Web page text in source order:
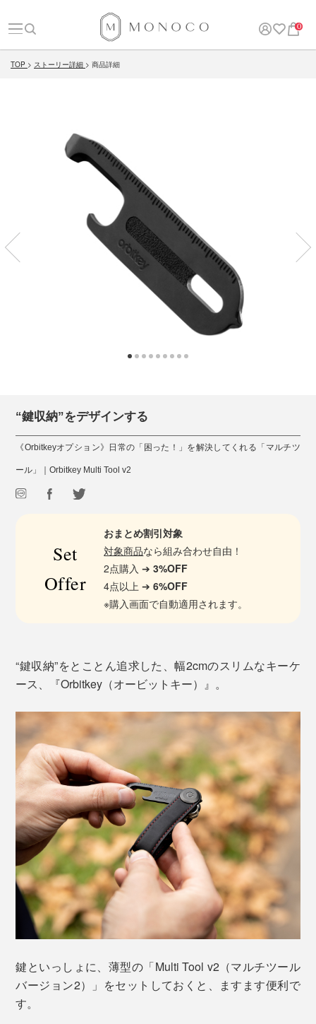
0
TOP ストーリー詳細 商品詳細
“鍵収納”をデザインする
《Orbitkeyオプション》日常の「困った！」を解決してくれる「マルチツ
ール」｜Orbitkey Multi Tool v2
Set
Offer
おまとめ割引対象
対象商品なら組み合わせ自由！
2点購入 ➔3%OFF
4点以上 ➔6%OFF
※購入画面で自動適用されます。
“鍵収納”をとことん追求した、幅2cmのスリムなキーケ
ース、『Orbitkey（オービットキー）』。
鍵といっしょに、薄型の「Multi Tool v2（マルチツール
バージョン2）」をセットしておくと、ますます便利で
す。